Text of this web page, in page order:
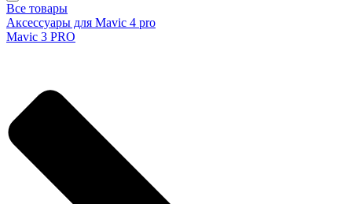
Все товары
Аксессуары для Mavic 4 pro
Mavic 3 PRO